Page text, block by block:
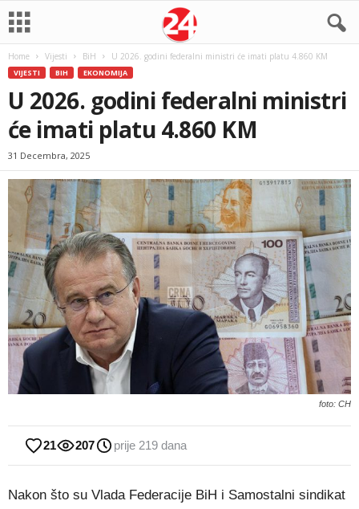
Home Vijesti BiH U 2026. godini federalni ministri će imati platu 4.860 KM
VIJESTI BIH EKONOMIJA
U 2026. godini federalni ministri
će imati platu 4.860 KM
31 Decembra, 2025
foto: CH
21 207 prije 219 dana
Nakon što su Vlada Federacije BiH i Samostalni sindikat